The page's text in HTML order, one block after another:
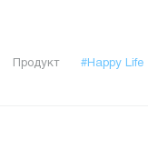
Продукт #Happy Life